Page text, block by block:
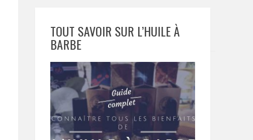
TOUT SAVOIR SUR L’HUILE À
BARBE